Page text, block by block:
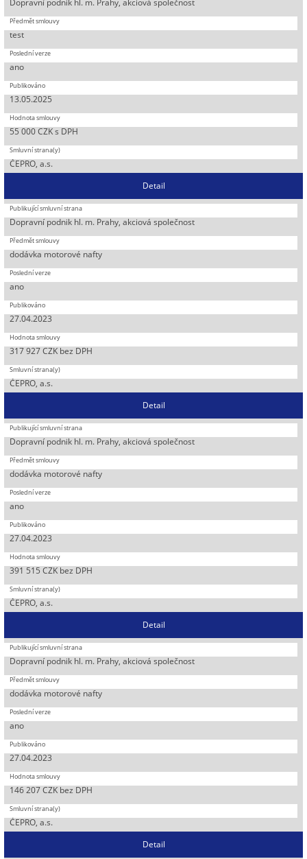
test
ano
13.05.2025
55 000 CZK s DPH
ČEPRO, a.s.
Detail
Dopravní podnik hl. m. Prahy, akciová společnost
dodávka motorové nafty
ano
27.04.2023
317 927 CZK bez DPH
ČEPRO, a.s.
Detail
Dopravní podnik hl. m. Prahy, akciová společnost
dodávka motorové nafty
ano
27.04.2023
391 515 CZK bez DPH
ČEPRO, a.s.
Detail
Dopravní podnik hl. m. Prahy, akciová společnost
dodávka motorové nafty
ano
27.04.2023
146 207 CZK bez DPH
ČEPRO, a.s.
Detail